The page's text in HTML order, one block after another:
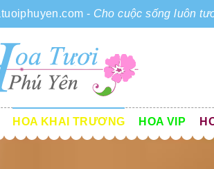
- Cho cuộc sống luôn
HOA KHAI TRƯƠNG HOA VIP